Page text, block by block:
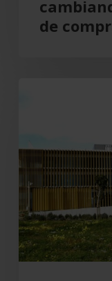
de
193
millones,
un
8,5
%
más,
en